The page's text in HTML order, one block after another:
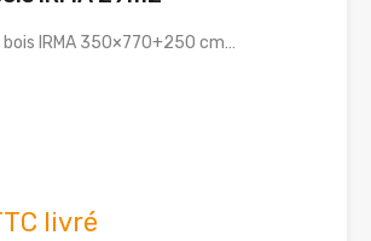
IRMA 350×770+250 cm…
livré